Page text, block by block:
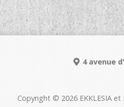
4 avenue
Copyright © 2026 EKKLESIA et